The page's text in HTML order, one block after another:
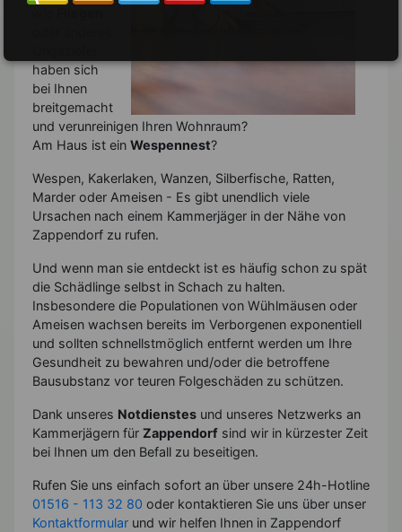
haben sich
bei Ihnen
breitgemacht
und verunreinigen Ihren Wohnraum?
Am Haus ist ein Wespennest?
Wespen, Kakerlaken, Wanzen, Silberfische, Ratten,
Marder oder Ameisen - Es gibt unendlich viele
Ursachen nach einem Kammerjäger in der Nähe von
Zappendorf zu rufen.
Und wenn man sie entdeckt ist es häufig schon zu spät
die Schädlinge selbst in Schach zu halten.
Insbesondere die Populationen von Wühlmäusen oder
Ameisen wachsen bereits im Verborgenen exponentiell
und sollten schnellstmöglich entfernt werden um Ihre
Gesundheit zu bewahren und/oder die betroffene
Bausubstanz vor teuren Folgeschäden zu schützen.
Dank unseres Notdienstes und unseres Netzwerks an
Kammerjägern für Zappendorf sind wir in kürzester Zeit
bei Ihnen um den Befall zu beseitigen.
Rufen Sie uns einfach sofort an über unsere 24h-Hotline
01516 - 113 32 80 oder kontaktieren Sie uns über unser
Kontaktformular und wir helfen Ihnen in Zappendorf